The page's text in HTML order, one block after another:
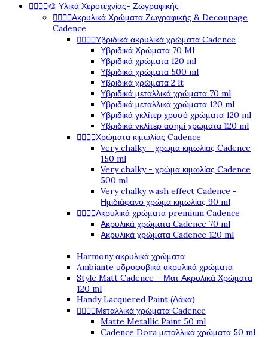
🎨 Υλικά Χεροτεχνίας- Ζωγραφικής
Ακρυλικά Χρώματα Ζωγραφικής & Decoupage
Cadence
Υβριδικά ακρυλικά χρώματα Cadence
Υβριδικά Χρώματα 70 Ml
Υβριδικά χρώματα 120 ml
Υβριδικά χρώματα 500 ml
Υβριδικά χρώματα 2 lt
Υβριδικά μεταλλικά χρώματα 70 ml
Υβριδικά μεταλλικά χρώματα 120 ml
Υβριδικά γκλίτερ χρυσό χρώματα 120 ml
Υβριδικά γκλίτερ ασημί χρώματα 120 ml
Χρώματα κιμωλίας Cadence
Very chalky - χρώμα κιμωλίας Cadence
150 ml
Very chalky - χρώμα κιμωλίας Cadence
500 ml
Very chalky wash effect Cadence -
Ημιδιάφανο χρώμα κιμωλίας 90 ml
Ακρυλικά χρώματα premium Cadence
Ακρυλικά χρώματα Cadence 70 ml
Ακρυλικά χρώματα Cadence 120 ml
Harmony ακρυλικά χρώματα
Ambiante υδροφοβικά ακρυλικά χρώματα
Style Matt Cadence – Ματ Ακρυλικά Χρώματα
120 ml
Handy Lacquered Paint (Λάκα)
Μεταλλικά χρώματα Cadence
Matte Metallic Paint 50 ml
Cadence Dora μεταλλικά χρώματα 50 ml